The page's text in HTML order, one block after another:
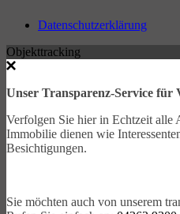
Datenschutzerklärung
Objekttracking
Unser Transparenz-Service für
Verfolgen Sie hier in Echtzeit alle
Immobilie dienen wie
Besichtigungen.
Sie möchten auch von unserem